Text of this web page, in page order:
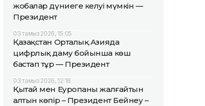
жобалар дүниеге келуі мүмкін —
Президент
03 тамыз 2026, 15:05
Қазақстан Орталық Азияда
цифрлық даму бойынша көш
бастап тұр — Президент
03 тамыз 2026, 12:18
Қытай мен Еуропаны жалғайтын
алтын көпір – Президент Бейнеу –